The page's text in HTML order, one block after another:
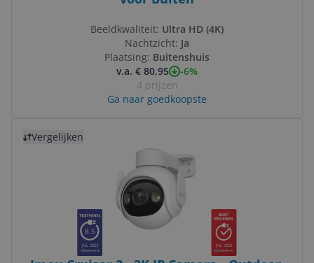
Beeldkwaliteit: Ultra HD (4K)
Nachtzicht: Ja
Plaatsing: Buitenshuis
v.a. € 80,95
-6%
4 prijzen
Ga naar goedkoopste
Vergelijken
8.5
JUL 2023 JUL 2023